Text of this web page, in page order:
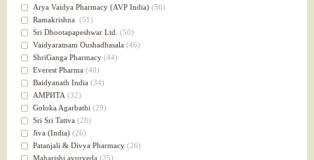
Антиоксидант(37)
Для Капха(Кафа) доши
От паразитов(37)
При расстройстве желудка (36)
Успокоительное(36)
Для глаз(34)
от геморроя(34)
Противовоспалительное
Для Питта доши(32)
Для сердца(32)
Для сосудов головного мозга
Для полости рта(32)
Дефицит железа(31)
Arya Vaidya Pharmacy (AVP India) (56)
Ramakrishna (51)
Sri Dhootapapeshwar Ltd. (50)
Vaidyaratnam Oushadhasala (46)
ShriGanga Pharmacy (44)
Everest Pharma (40)
Baidyanath India (34)
АМРИТА (32)
Goloka Agarbathi (29)
Sri Sri Tattva (28)
Jiva (India) (26)
Patanjali & Divya Pharmacy (26)
Maharishi ayurveda (25)